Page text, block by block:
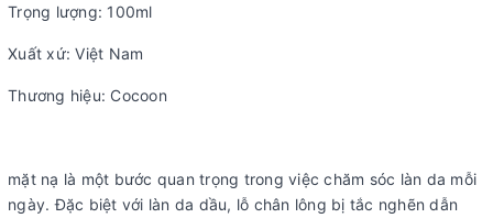
Trọng lượng: 100ml
Xuất xứ: Việt Nam
Thương hiệu: Cocoon
mặt nạ là một bước quan trọng trong việc chăm sóc làn da mỗi
ngày. Đặc biệt với làn da dầu, lỗ chân lông bị tắc nghẽn dẫn